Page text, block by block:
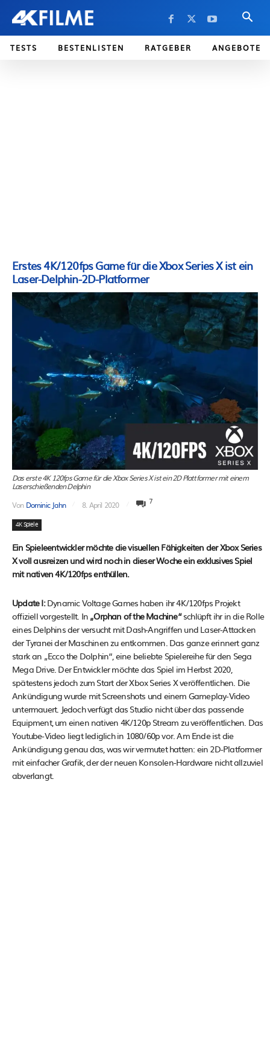
TESTS BESTENLISTEN RATGEBER ANGEBOTE
Erstes 4K/120fps Game für die Xbox Series X ist ein
Laser-Delphin-2D-Platformer
Das erste 4K 120fps Game für die Xbox Series X ist ein 2D Plattformer mit einem
Laserschießenden Delphin
Von Dominic Jahn 8. April 2020 7
4K Spiele
Ein Spieleentwickler möchte die visuellen Fähigkeiten der Xbox Series
X voll ausreizen und wird noch in dieser Woche ein exklusives Spiel
mit nativen 4K/120fps enthüllen.
Update I:Dynamic Voltage Games haben ihr 4K/120fps Projekt
offiziell vorgestellt. In „Orphan of the Machine“schlüpft ihr in die Rolle
eines Delphins der versucht mit Dash-Angriffen und Laser-Attacken
der Tyranei der Maschinen zu entkommen. Das ganze erinnert ganz
stark an „Ecco the Dolphin“, eine beliebte Spielereihe für den Sega
Mega Drive. Der Entwickler möchte das Spiel im Herbst 2020,
spätestens jedoch zum Start der Xbox Series X veröffentlichen. Die
Ankündigung wurde mit Screenshots und einem Gameplay-Video
untermauert. Jedoch verfügt das Studio nicht über das passende
Equipment, um einen nativen 4K/120p Stream zu veröffentlichen. Das
Youtube-Video liegt lediglich in 1080/60p vor. Am Ende ist die
Ankündigung genau das, was wir vermutet hatten: ein 2D-Platformer
mit einfacher Grafik, der der neuen Konsolen-Hardware nicht allzuviel
abverlangt.